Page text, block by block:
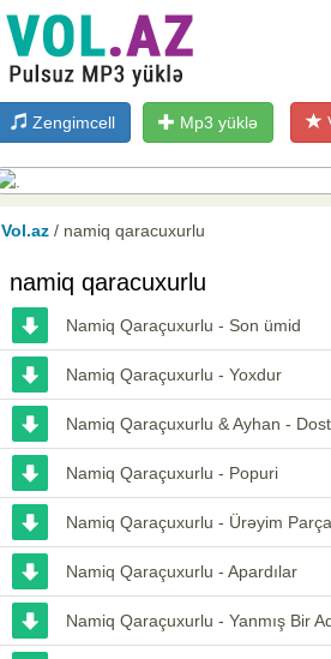
Zengimcell Mp3 yüklə
Vol.az / namiq qaracuxurlu
namiq qaracuxurlu
Namiq Qaraçuxurlu - Son ümid
Namiq Qaraçuxurlu - Yoxdur
Namiq Qaraçuxurlu & Ayhan -
Namiq Qaraçuxurlu - Popuri
Namiq Qaraçuxurlu - Ürəyim
Namiq Qaraçuxurlu - Apardılar
Namiq Qaraçuxurlu - Yanmış Bir